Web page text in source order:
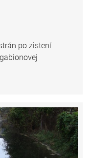
po zistení